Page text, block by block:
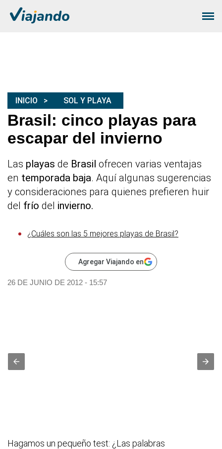
INICIO SOL Y PLAYA
Brasil: cinco playas para
escapar del invierno
Las playas de Brasil ofrecen varias ventajas
en temporada baja. Aquí algunas sugerencias
y consideraciones para quienes prefieren huir
del frío del invierno.
¿Cuáles son las 5 mejores playas de Brasil?
Agregar Viajando en
26 DE JUNIO DE 2012 - 15:57
Hagamos un pequeño test: ¿Las palabras